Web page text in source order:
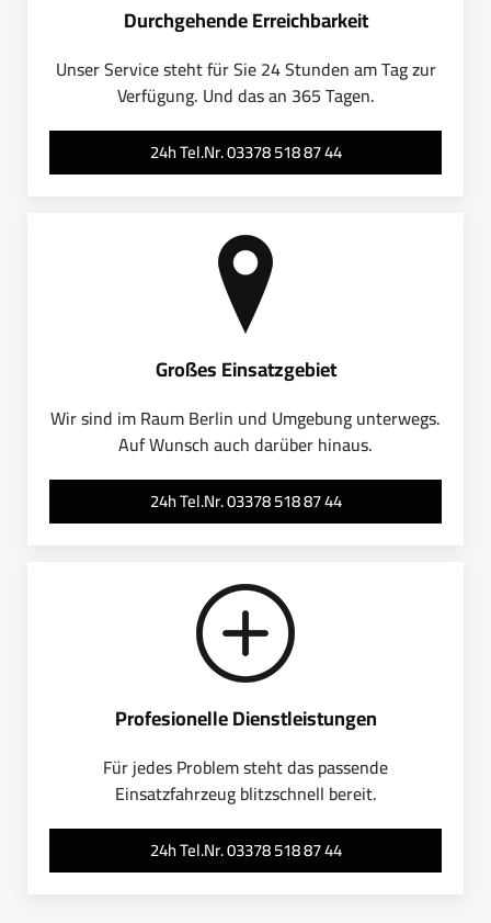
Durchgehende Erreichbarkeit
Unser Service steht für Sie 24 Stunden am Tag zur
Verfügung. Und das an 365 Tagen.
24h Tel.Nr. 03378 518 87 44
Großes Einsatzgebiet
Wir sind im Raum Berlin und Umgebung unterwegs.
Auf Wunsch auch darüber hinaus.
24h Tel.Nr. 03378 518 87 44
Profesionelle Dienstleistungen
Für jedes Problem steht das passende
Einsatzfahrzeug blitzschnell bereit.
24h Tel.Nr. 03378 518 87 44